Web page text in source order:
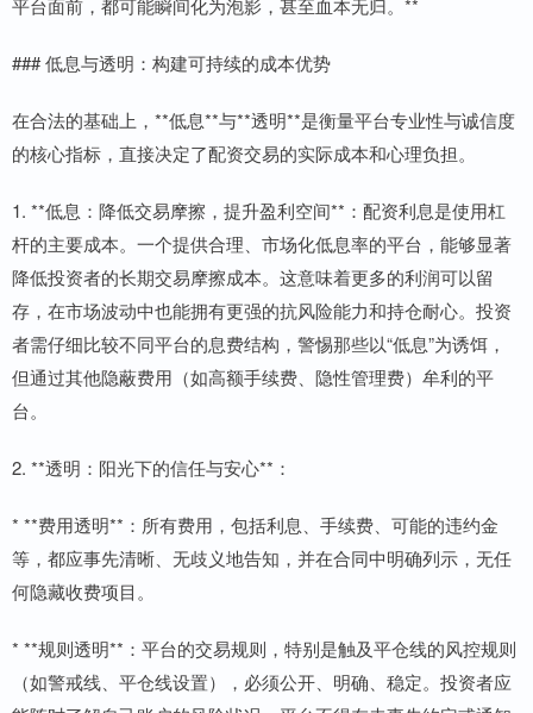
平台面前，都可能瞬间化为泡影，甚至血本无归。**
### 低息与透明：构建可持续的成本优势
在合法的基础上，**低息**与**透明**是衡量平台专业性与诚信度
的核心指标，直接决定了配资交易的实际成本和心理负担。
1. **低息：降低交易摩擦，提升盈利空间**：配资利息是使用杠
杆的主要成本。一个提供合理、市场化低息率的平台，能够显著
降低投资者的长期交易摩擦成本。这意味着更多的利润可以留
存，在市场波动中也能拥有更强的抗风险能力和持仓耐心。投资
者需仔细比较不同平台的息费结构，警惕那些以“低息”为诱饵，
但通过其他隐蔽费用（如高额手续费、隐性管理费）牟利的平
台。
2. **透明：阳光下的信任与安心**：
* **费用透明**：所有费用，包括利息、手续费、可能的违约金
等，都应事先清晰、无歧义地告知，并在合同中明确列示，无任
何隐藏收费项目。
* **规则透明**：平台的交易规则，特别是触及平仓线的风控规则
（如警戒线、平仓线设置），必须公开、明确、稳定。投资者应